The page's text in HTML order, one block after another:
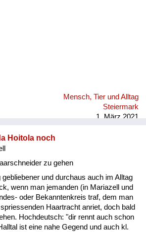
Mensch, Tier und Alltag
Steiermark
1. März 2021
Hoitola noch
zu gehen
und durchaus auch im Alltag
wenn man jemanden (in Mariazell und
oder Bekanntenkreis traf, dem man
Haartracht anriet, doch bald
Hochdeutsch: "dir rennt auch schon
ist eine nahe Gegend und auch kl.